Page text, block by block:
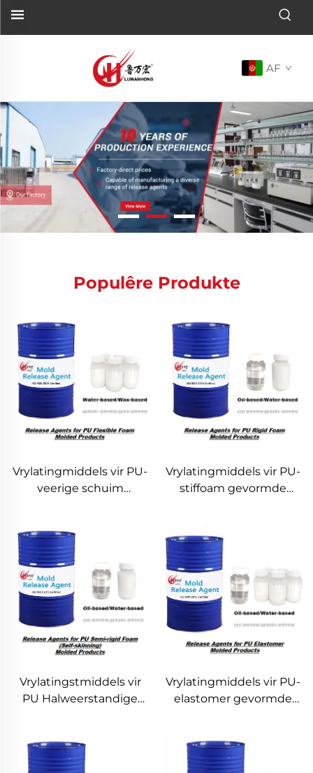
AF
Populêre Produkte
Vrylatingmiddels vir PU-
veerige schuim
Vrylatingmiddels vir PU-
stiffoam gevormde
Vrylatingstmiddels vir
PU Halweerstandige
Vrylatingmiddels vir PU-
elastomer gevormde